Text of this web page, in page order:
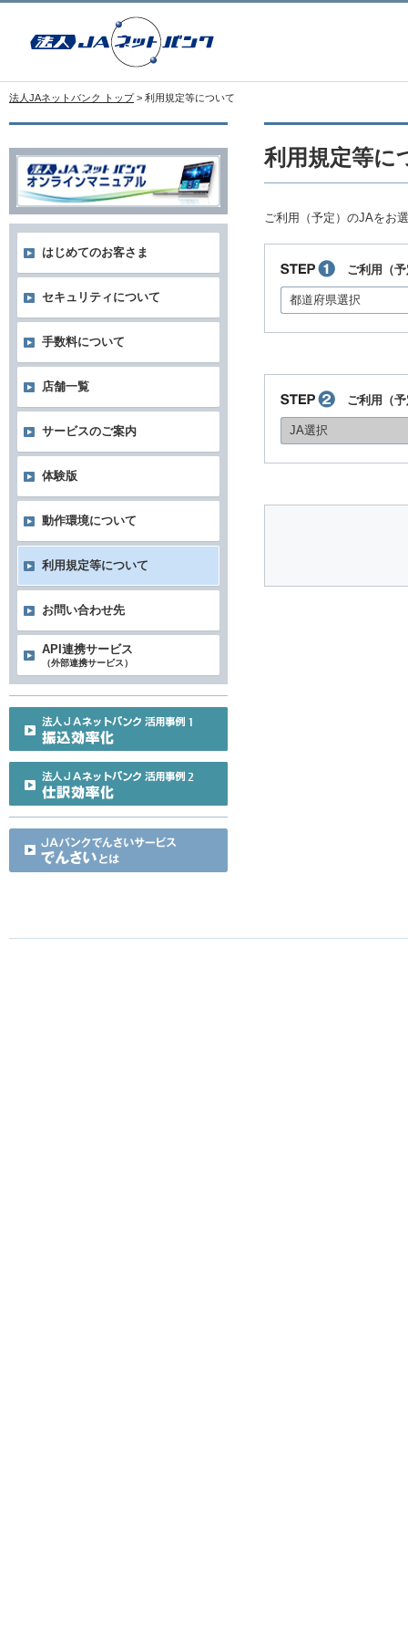
法人JAネットバンク トップ > 利用規定等について
利用規定等に
ご利用（予定）のJAをお
ご利用（予
都道府県選択
ご利用（予
JA選択
はじめてのお客さま
セキュリティについて
手数料について
店舗一覧
サービスのご案内
体験版
動作環境について
利用規定等について
お問い合わせ先
API連携サービス
（外部連携サービス）